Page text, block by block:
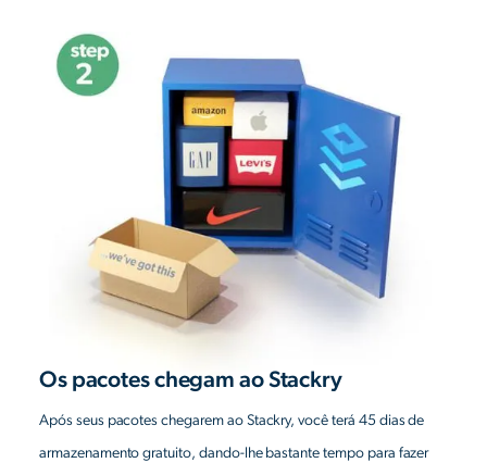
Os pacotes chegam ao Stackry
Após seus pacotes chegarem ao Stackry, você terá 45 dias de
armazenamento gratuito, dando-lhe bastante tempo para fazer